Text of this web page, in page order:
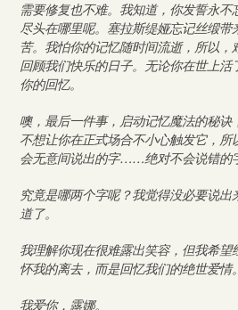
需要修复也不难。我知道，你发誓永
尽头在哪里呢。塞拉斯缇娅忘记丝缎
苦。我怕你的记忆随时间流逝，所以
回顾我们快乐的日子。无论你在世上
你的回忆。
噢，最后一件事，启动记忆魔法的秘
不想让你在正式场合不小心触发它，
会无意间说出的字……绝对不会说错的
究竟是哪两个字呢？我觉得没必要说
道了。
我理解你现在很难露出笑容，但我希
怀我的离去，而是回忆我们的绝世爱情。
我爱你，露娜。